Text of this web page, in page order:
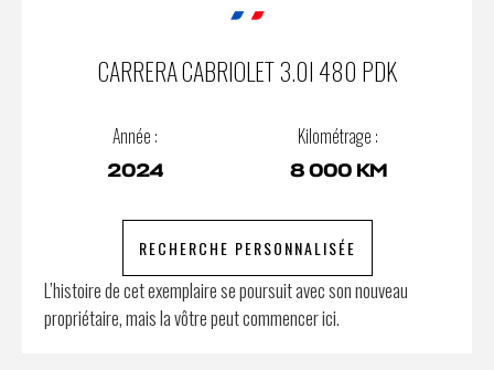
CARRERA CABRIOLET 3.0I 480 PDK
Année :
2024
Kilométrage :
8 000 KM
RECHERCHE PERSONNALISÉE
L’histoire de cet exemplaire se poursuit avec son nouveau
propriétaire, mais la vôtre peut commencer ici.